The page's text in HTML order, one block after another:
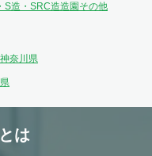
S造・SRC造造園 その他
神奈川県
は